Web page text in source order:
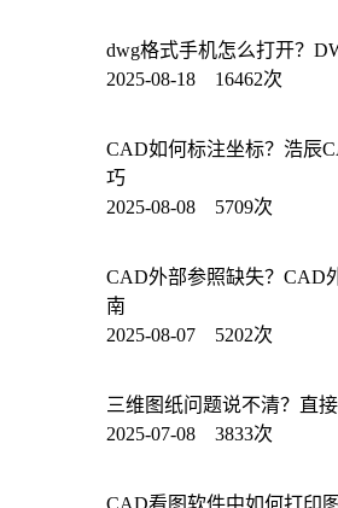
dwg格式手机怎么打开？
2025-08-18 16462次
CAD如何标注坐标？浩辰
巧
2025-08-08 5709次
CAD外部参照缺失？CAD
南
2025-08-07 5202次
三维图纸问题说不清？直接
2025-07-08 3833次
CAD看图软件中如何打印